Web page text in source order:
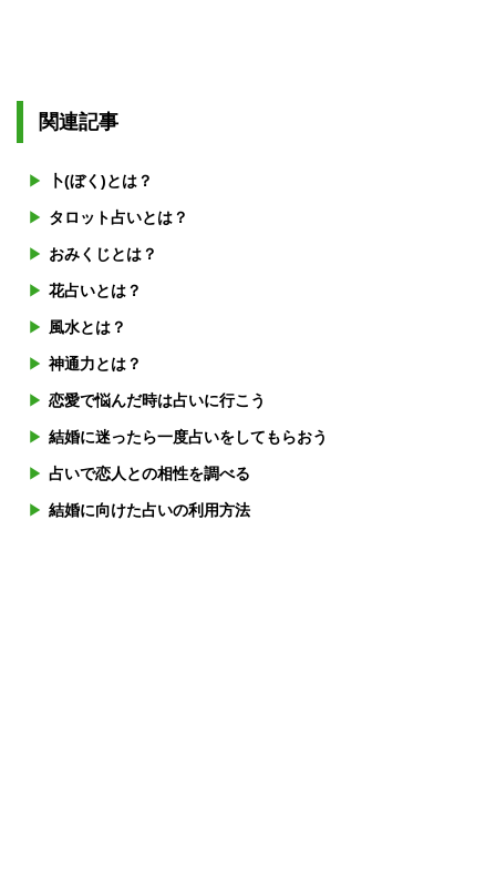
関連記事
卜(ぼく)とは？
タロット占いとは？
おみくじとは？
花占いとは？
風水とは？
神通力とは？
恋愛で悩んだ時は占いに行こう
結婚に迷ったら一度占いをしてもらおう
占いで恋人との相性を調べる
結婚に向けた占いの利用方法